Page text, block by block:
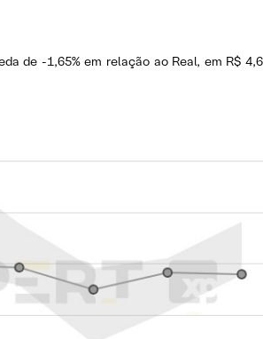
de -1,65% em relação ao Real, em R$